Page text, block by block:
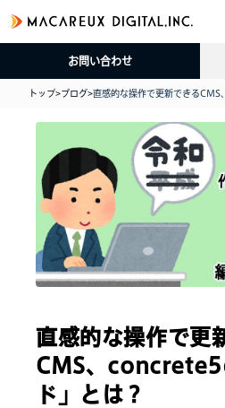
お問い合わせ
トップ>ブログ>直感的な操作で更新できる
直感的な操作で更
CMS、concrete5
ド」とは？